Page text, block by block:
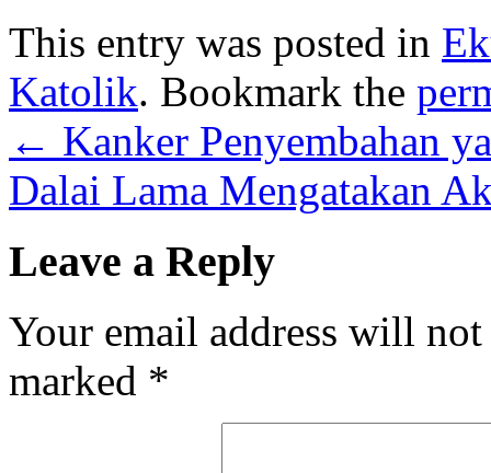
This entry was posted in
Katolik. Bookmark the
← Kanker Penyembahan
Dalai Lama Mengatakan
Leave a Reply
Your email address will
marked *